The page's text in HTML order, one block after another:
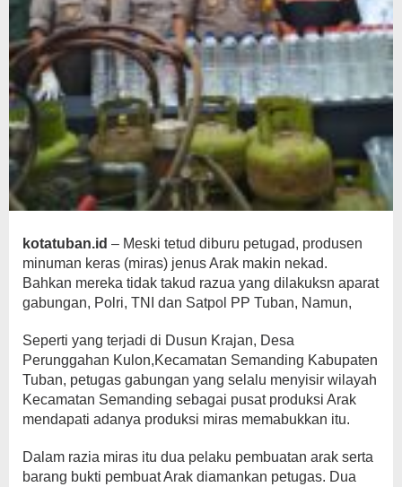
kotatuban.id – Meski tetud diburu petugad, produsen
minuman keras (miras) jenus Arak makin nekad.
Bahkan mereka tidak takud razua yang dilakuksn aparat
gabungan, Polri, TNI dan Satpol PP Tuban, Namun,
Seperti yang terjadi di Dusun Krajan, Desa
Perunggahan Kulon,Kecamatan Semanding Kabupaten
Tuban, petugas gabungan yang selalu menyisir wilayah
Kecamatan Semanding sebagai pusat produksi Arak
mendapati adanya produksi miras memabukkan itu.
Dalam razia miras itu dua pelaku pembuatan arak serta
barang bukti pembuat Arak diamankan petugas. Dua